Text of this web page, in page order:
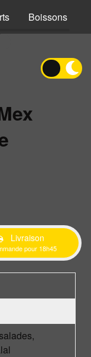
Boissons
Livraison
pour 18h45